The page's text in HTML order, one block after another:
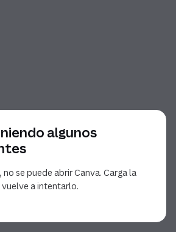
algunos
se puede abrir Canva. Carga la
a intentarlo.